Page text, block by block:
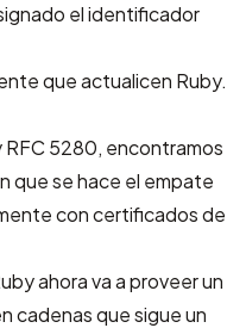
el identificador
que actualicen Ruby.
RFC 5280, encontramos
que se hace el empate
con certificados de
ahora va a proveer un
cadenas que sigue un